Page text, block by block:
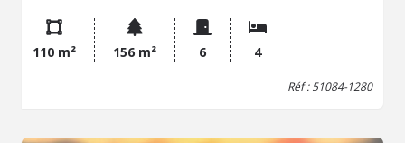
FERRAND : 07.76.00.26.39 / Mme GERARD :
07.76.03.91.03
110 m² 156 m² 6 4
Réf : 51084-1280